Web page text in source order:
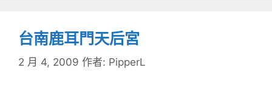
台南鹿耳門天后宮
2 月 4, 2009 作者: PipperL